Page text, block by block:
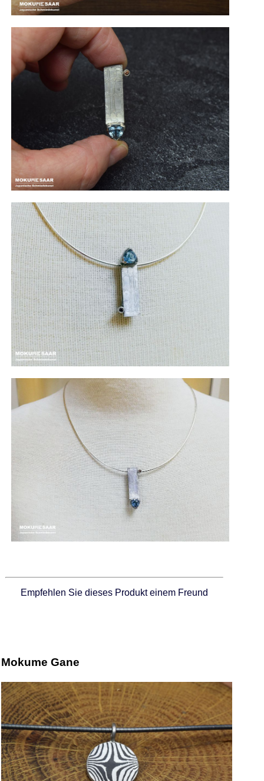
Empfehlen Sie dieses Produkt einem Freund
Mokume Gane